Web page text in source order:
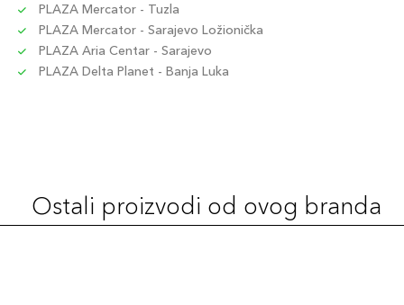
PLAZA Mercator - Tuzla
PLAZA Mercator - Sarajevo Ložionička
PLAZA Aria Centar - Sarajevo
PLAZA Delta Planet - Banja Luka
Ostali proizvodi od ovog branda